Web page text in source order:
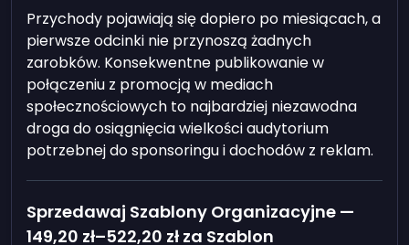
Przychody pojawiają się dopiero po miesiącach, a
pierwsze odcinki nie przynoszą żadnych
zarobków. Konsekwentne publikowanie w
połączeniu z promocją w mediach
społecznościowych to najbardziej niezawodna
droga do osiągnięcia wielkości audytorium
potrzebnej do sponsoringu i dochodów z reklam.
Sprzedawaj Szablony Organizacyjne —
149,20 zł–522,20 zł za Szablon